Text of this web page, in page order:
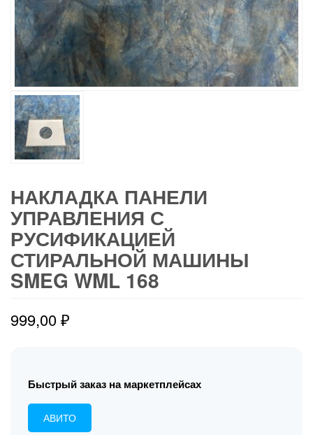
НАКЛАДКА ПАНЕЛИ
УПРАВЛЕНИЯ С
РУСИФИКАЦИЕЙ
СТИРАЛЬНОЙ МАШИНЫ
SMEG WML 168
999,00₽
Быстрый заказ на маркетплейсах
АВИТО